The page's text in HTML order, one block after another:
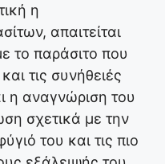
η
απαιτείται
το παράσιτο που
τις συνήθειές
η αναγνώριση του
σχετικά με την
του και τις πιο